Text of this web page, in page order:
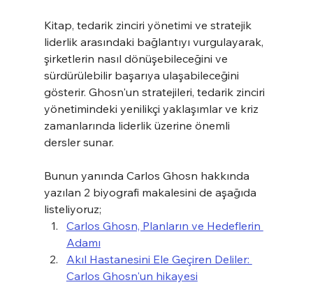
Kitap, tedarik zinciri yönetimi ve stratejik
liderlik arasındaki bağlantıyı vurgulayarak,
şirketlerin nasıl dönüşebileceğini ve
sürdürülebilir başarıya ulaşabileceğini
gösterir. Ghosn'un stratejileri, tedarik zinciri
yönetimindeki yenilikçi yaklaşımlar ve kriz
zamanlarında liderlik üzerine önemli
dersler sunar.
Bunun yanında Carlos Ghosn hakkında
yazılan 2 biyografi makalesini de aşağıda
listeliyoruz;
Carlos Ghosn, Planların ve Hedeflerin
Adamı
Akıl Hastanesini Ele Geçiren Deliler:
Carlos Ghosn'un hikayesi